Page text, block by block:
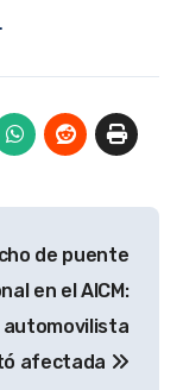
.
de puente
en el AICM:
automovilista
afectada